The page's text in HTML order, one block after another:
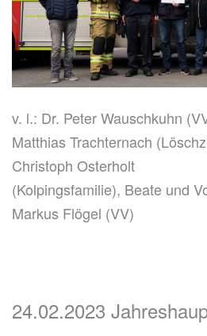
v. l.: Dr. Peter Wauschkuhn
Matthias Trachternach
Christoph Osterholt
(Kolpingsfamilie), Beate und
Markus Flögel (VV)
24.02.2023